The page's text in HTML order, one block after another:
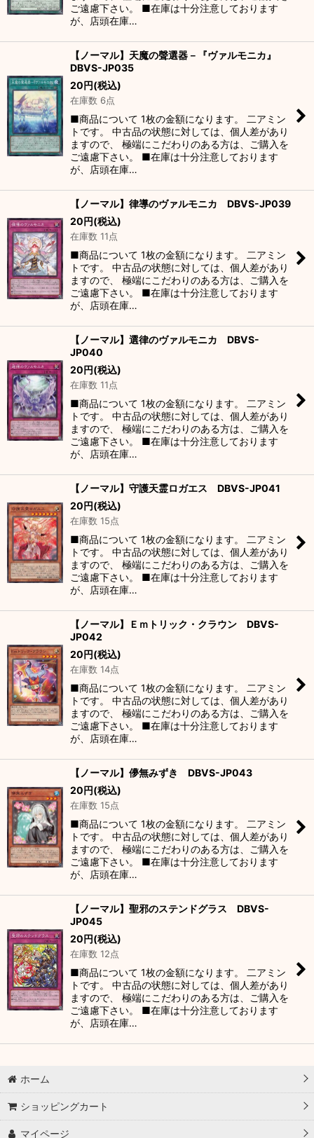
ご遠慮下さい。 ■在庫は十分注意しております
が、店頭在庫…
【ノーマル】天魔の聲選器－『ヴァルモニカ』
DBVS-JP035
20円(税込)
在庫数 6点
■商品について 1枚の金額になります。 二アミン
トです。 中古品の状態に対しては、個人差があり
ますので、 極端にこだわりのある方は、ご購入を
ご遠慮下さい。 ■在庫は十分注意しております
が、店頭在庫…
【ノーマル】律導のヴァルモニカ DBVS-JP039
20円(税込)
在庫数 11点
■商品について 1枚の金額になります。 二アミン
トです。 中古品の状態に対しては、個人差があり
ますので、 極端にこだわりのある方は、ご購入を
ご遠慮下さい。 ■在庫は十分注意しております
が、店頭在庫…
【ノーマル】選律のヴァルモニカ DBVS-
JP040
20円(税込)
在庫数 11点
■商品について 1枚の金額になります。 二アミン
トです。 中古品の状態に対しては、個人差があり
ますので、 極端にこだわりのある方は、ご購入を
ご遠慮下さい。 ■在庫は十分注意しております
が、店頭在庫…
【ノーマル】守護天霊ロガエス DBVS-JP041
20円(税込)
在庫数 15点
■商品について 1枚の金額になります。 二アミン
トです。 中古品の状態に対しては、個人差があり
ますので、 極端にこだわりのある方は、ご購入を
ご遠慮下さい。 ■在庫は十分注意しております
が、店頭在庫…
【ノーマル】Ｅｍトリック・クラウン DBVS-
JP042
20円(税込)
在庫数 14点
■商品について 1枚の金額になります。 二アミン
トです。 中古品の状態に対しては、個人差があり
ますので、 極端にこだわりのある方は、ご購入を
ご遠慮下さい。 ■在庫は十分注意しております
が、店頭在庫…
【ノーマル】儚無みずき DBVS-JP043
20円(税込)
在庫数 15点
■商品について 1枚の金額になります。 二アミン
トです。 中古品の状態に対しては、個人差があり
ますので、 極端にこだわりのある方は、ご購入を
ご遠慮下さい。 ■在庫は十分注意しております
が、店頭在庫…
【ノーマル】聖邪のステンドグラス DBVS-
JP045
20円(税込)
在庫数 12点
■商品について 1枚の金額になります。 二アミン
トです。 中古品の状態に対しては、個人差があり
ますので、 極端にこだわりのある方は、ご購入を
ご遠慮下さい。 ■在庫は十分注意しております
が、店頭在庫…
ホーム
ショッピングカート
マイページ